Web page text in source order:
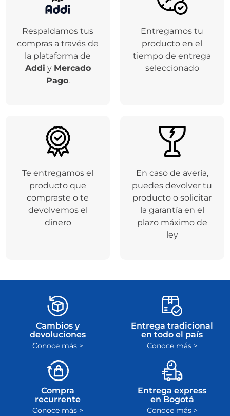
Respaldamos tus
compras a través de
la plataforma de
Addi y Mercado
Pago.
Entregamos tu
producto en el
tiempo de entrega
seleccionado
Te entregamos el
producto que
compraste o te
devolvemos el
dinero
En caso de avería,
puedes devolver tu
producto o solicitar
la garantía en el
plazo máximo de
ley
Cambios y
devoluciones
Conoce más >
Entrega tradicional
en todo el país
Conoce más >
Compra
recurrente
Conoce más >
Entrega express
en Bogotá
Conoce más >